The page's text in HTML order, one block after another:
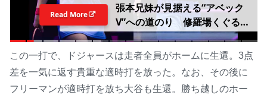
張本兄妹が見据える“アベック
V”への道のり 修羅場くぐる美
和は中国撃破へ「準備して挑
む」男子エース対決の智和は
「そのままいくだけ」【WTTチ
ャンピオンズ横浜2026】
Read More
この一打で、ドジャースは走者全員がホームに生還。3点
差を一気に返す貴重な適時打を放った。なお、その後に
フリーマンが適時打を放ち大谷も生還。勝ち越しのホー